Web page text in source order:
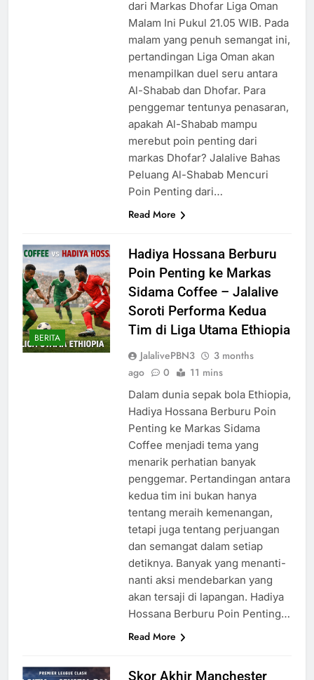
dari Markas Dhofar Liga Oman
Malam Ini Pukul 21.05 WIB. Pada
malam yang penuh semangat ini,
pertandingan Liga Oman akan
menampilkan duel seru antara
Al-Shabab dan Dhofar. Para
penggemar tentunya penasaran,
apakah Al-Shabab mampu
merebut poin penting dari
markas Dhofar? Jalalive Bahas
Peluang Al-Shabab Mencuri
Poin Penting dari…
Read More
BERITA
Hadiya Hossana Berburu
Poin Penting ke Markas
Sidama Coffee – Jalalive
Soroti Performa Kedua
Tim di Liga Utama Ethiopia
JalalivePBN3
3 months
ago
0 11 mins
Dalam dunia sepak bola Ethiopia,
Hadiya Hossana Berburu Poin
Penting ke Markas Sidama
Coffee menjadi tema yang
menarik perhatian banyak
penggemar. Pertandingan antara
kedua tim ini bukan hanya
tentang meraih kemenangan,
tetapi juga tentang perjuangan
dan semangat dalam setiap
detiknya. Banyak yang menanti-
nanti aksi mendebarkan yang
akan tersaji di lapangan. Hadiya
Hossana Berburu Poin Penting…
Read More
Skor Akhir Manchester